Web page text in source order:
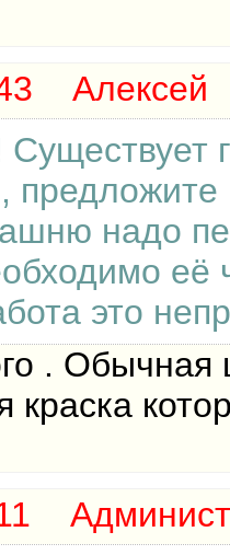
Алексей
надо
её
это
. Обычная
краска